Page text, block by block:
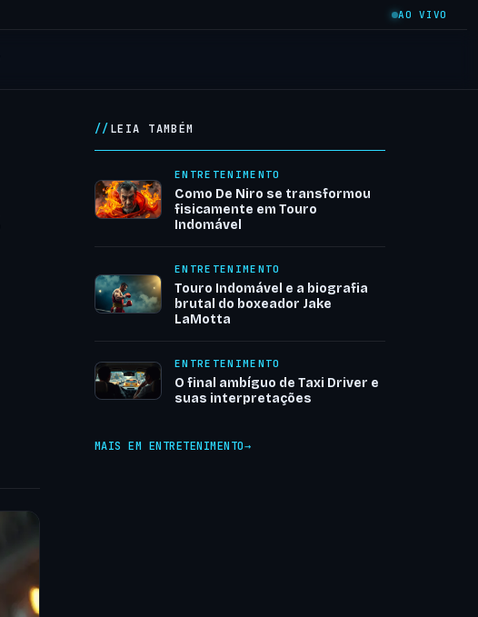
AO VIVO
LEIA TAMBÉM
ENTRETENIMENTO
Como De Niro se transformou
fisicamente em Touro
Indomável
ENTRETENIMENTO
Touro Indomável e a biografia
brutal do boxeador Jake
LaMotta
ENTRETENIMENTO
O final ambíguo de Taxi Driver e
suas interpretações
MAIS EM ENTRETENIMENTO